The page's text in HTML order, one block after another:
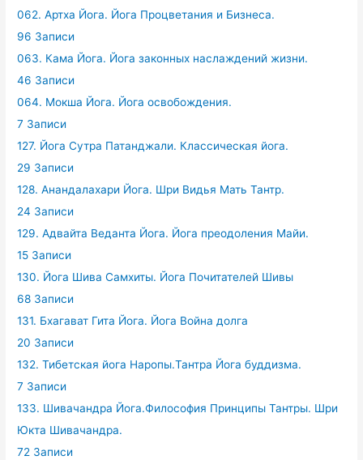
062. Артха Йога. Йога Процветания и Бизнеса.
96 Записи
063. Кама Йога. Йога законных наслаждений жизни.
46 Записи
064. Мокша Йога. Йога освобождения.
7 Записи
127. Йога Сутра Патанджали. Классическая йога.
29 Записи
128. Анандалахари Йога. Шри Видья Мать Тантр.
24 Записи
129. Адвайта Веданта Йога. Йога преодоления Майи.
15 Записи
130. Йога Шива Самхиты. Йога Почитателей Шивы
68 Записи
131. Бхагават Гита Йога. Йога Война долга
20 Записи
132. Тибетская йога Наропы.Тантра Йога буддизма.
7 Записи
133. Шивачандра Йога.Философия Принципы Тантры. Шри
Юкта Шивачандра.
72 Записи